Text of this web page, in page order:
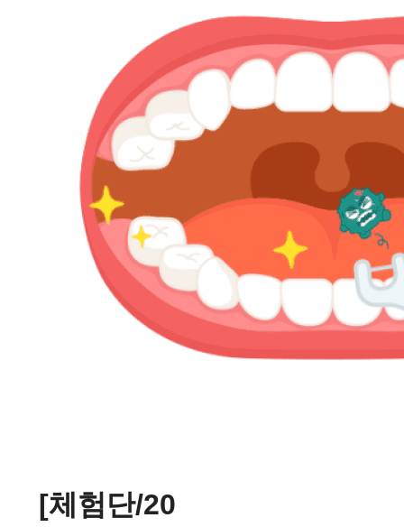
[체험단/20